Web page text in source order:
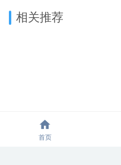
2026年近期探访惠州施工
首页